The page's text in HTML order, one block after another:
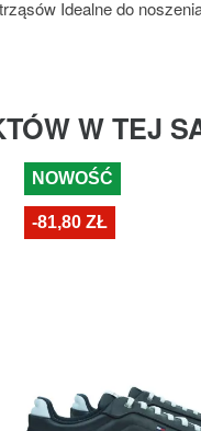
Idealne do
W TEJ
NOWOŚĆ
-81,80 ZŁ